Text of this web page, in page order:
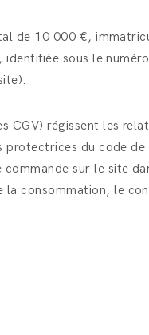
de 10 000 €,
sous le
CGV) régissent les
du code
sur le site
consommation, le